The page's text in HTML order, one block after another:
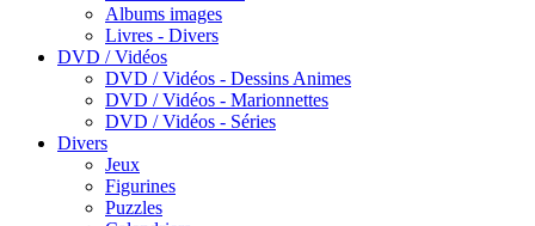
Albums images
Livres - Divers
DVD / Vidéos
DVD / Vidéos - Dessins Animes
DVD / Vidéos - Marionnettes
DVD / Vidéos - Séries
Divers
Jeux
Figurines
Puzzles